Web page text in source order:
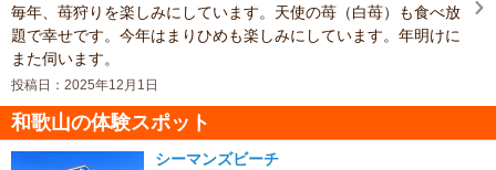
毎年、苺狩りを楽しみにしています。天使の苺（白苺）も食べ放
題で幸せです。今年はまりひめも楽しみにしています。年明けに
また伺います。
投稿日：2025年12月1日
和歌山の体験スポット
シーマンズビーチ